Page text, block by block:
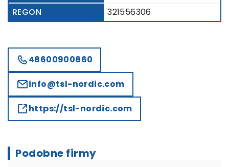
REGON
321556306
48600900860
info@tsl-nordic.com
https://tsl-nordic.com
Podobne firmy